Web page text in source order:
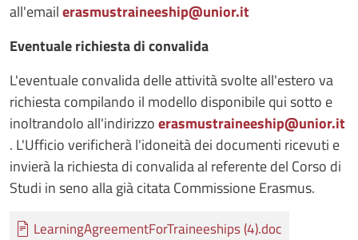
all'emailerasmustraineeship@unior.it
Eventuale richiesta di convalida
L'eventuale convalida delle attività svolte all'estero va
richiesta compilando il modello disponibile qui sotto e
inoltrandolo all'indirizzoerasmustraineeship@unior.it
. L'Ufficio verificherà l'idoneità dei documenti ricevuti e
invierà la richiesta di convalida al referente del Corso di
Studi in seno alla già citata Commissione Erasmus.
Documento
LearningAgreementForTraineeships (4).doc